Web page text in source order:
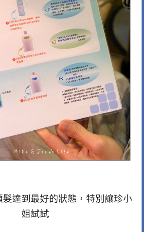
達到最好的狀態，特別讓珍小
姐試試